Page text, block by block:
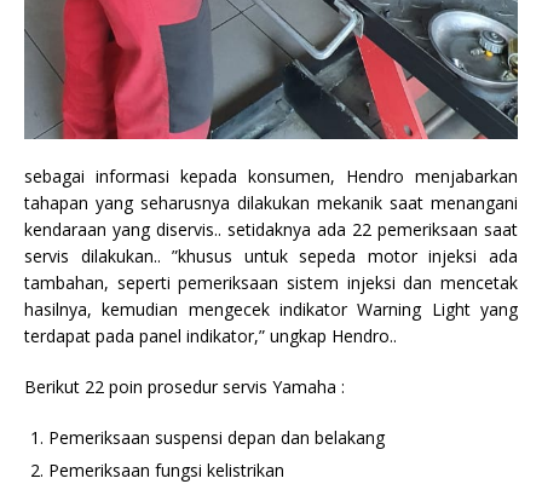
sebagai informasi kepada konsumen, Hendro menjabarkan
tahapan yang seharusnya dilakukan mekanik saat menangani
kendaraan yang diservis.. setidaknya ada 22 pemeriksaan saat
servis dilakukan.. ”khusus untuk sepeda motor injeksi ada
tambahan, seperti pemeriksaan sistem injeksi dan mencetak
hasilnya, kemudian mengecek indikator Warning Light yang
terdapat pada panel indikator,” ungkap Hendro..
Berikut 22 poin prosedur servis Yamaha :
Pemeriksaan suspensi depan dan belakang
Pemeriksaan fungsi kelistrikan